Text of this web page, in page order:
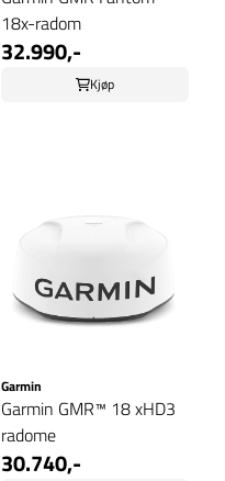
18x-radom
32.990,-
Kjøp
Garmin
Garmin GMR™ 18 xHD3
radome
30.740,-